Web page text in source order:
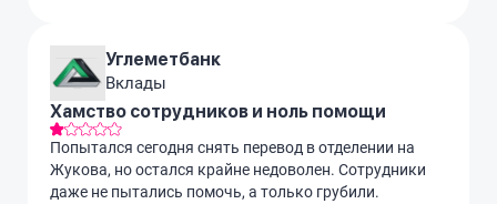
Углеметбанк
Вклады
Хамство сотрудников и ноль помощи
Попытался сегодня снять перевод в отделении на
Жукова, но остался крайне недоволен. Сотрудники
даже не пытались помочь, а только грубили.